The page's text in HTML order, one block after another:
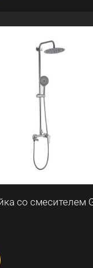
со смесителем